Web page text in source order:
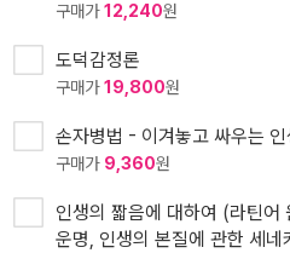
구매가12,240원
도덕감정론
구매가19,800원
손자병법 - 이겨놓고 싸우는 인
구매가 9,360원
인생의 짧음에 대하여 (라틴어
운명, 인생의 본질에 관한 세네